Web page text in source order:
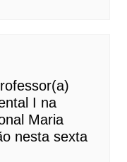
I na
Maria
nesta sexta